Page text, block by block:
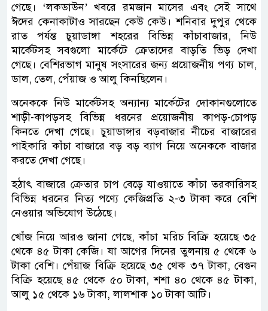
গেছে। ‘লকডাউন’ খবরে রমজান মাসের এবং সেই সাথে
ঈদের কেনাকাটাও সারছেন কেউ কেউ। শনিবার দুপুর থেকে
রাত পর্যন্ত চুয়াডাঙ্গা শহরের বিভিন্ন কাঁচাবাজার, নিউ
মার্কেটসহ সবগুলো মার্কেটে ক্রেতাদের বাড়তি ভিড় দেখা
গেছে। বেশিরভাগ মানুষ সংসারের জন্য প্রয়োজনীয় পণ্য চাল,
ডাল, তেল, পেঁয়াজ ও আলু কিনছিলেন।
অনেককে নিউ মার্কেটসহ অন্যান্য মার্কেটের দোকানগুলোতে
শাড়ী-কাপড়সহ বিভিন্ন ধরনের প্রয়োজনীয় কাপড়-চোপড়
কিনতে দেখা গেছে। চুয়াডাঙ্গার বড়বাজার নীচের বাজারের
পাইকারি কাঁচা বাজারে বড় বড় ব্যাগ নিয়ে অনেককে বাজার
করতে দেখা গেছে।
হঠাৎ বাজারে ক্রেতার চাপ বেড়ে যাওয়াতে কাঁচা তরকারিসহ
বিভিন্ন ধরনের নিত্য পণ্যে কেজিপ্রতি ২-৩ টাকা করে বেশি
নেওয়ার অভিযোগ উঠেছে।
খোঁজ নিয়ে আরও জানা গেছে, কাঁচা মরিচ বিক্রি হয়েছে ৩৫
থেকে ৪৫ টাকা কেজি। যা আগের দিনের তুলনায় ৫ থেকে ৬
টাকা বেশি। পেঁয়াজ বিক্রি হয়েছে ৩৫ থেক ৩৭ টাকা, বেগুন
বিক্রি হয়েছে ৪৫ থেকে ৫০ টাকা, শশা ৪০ থেকে ৪৫ টাকা,
আলু ১৫ থেকে ১৬ টাকা, লালশাক ১০ টাকা আটি।